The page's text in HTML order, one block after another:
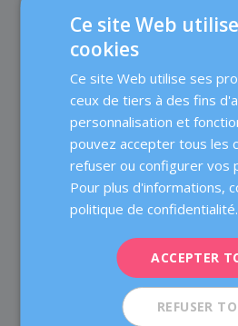
Dexeus
Dexeus Mujer est une clinique
femmes une prise en charge
domaines de l'obstétrique, de
médecine de la reproduction,
son domaine, avec plus de 80
mettons à votre disposition
professionels spécialisés dont
soin de la santé des femmes à
vie et de proposer un
Ce site Web
cookies
Ce site Web utilise ses
ceux de tiers à des fins
personnalisation et
pouvez accepter tous les
refuser ou configurer vos
Pour plus d'informations,
politique de confidentialité.
ACCEPTER
REFUSER